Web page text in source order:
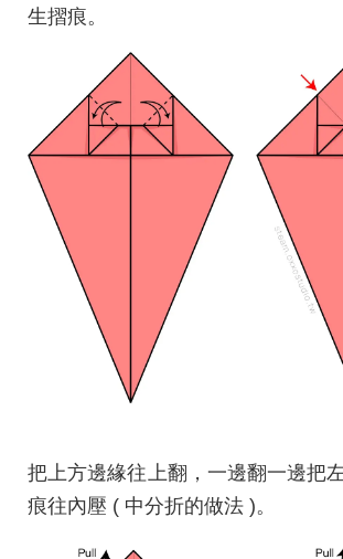
生摺痕。
把上方邊緣往上翻，一邊翻一邊把
痕往內壓 ( 中分折的做法 )。